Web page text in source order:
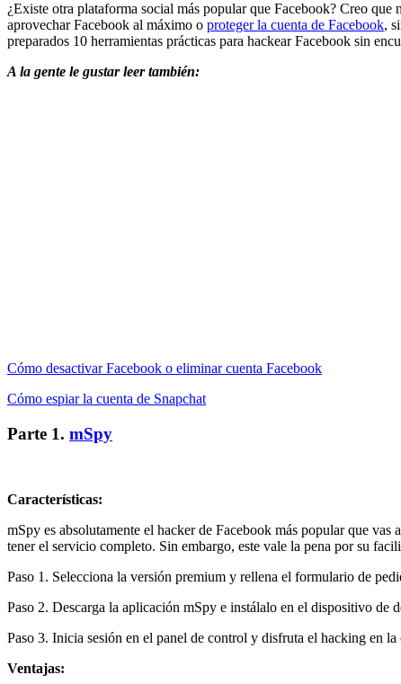
¿Existe otra plataforma social más popular que Facebook? Creo
aprovechar Facebook al máximo o proteger la cuenta de Facebook,
preparados 10 herramientas prácticas para hackear Facebook sin
A la gente le gustar leer también:
Cómo desactivar Facebook o eliminar cuenta Facebook
Cómo espiar la cuenta de Snapchat
Parte 1. mSpy
Características:
mSpy es absolutamente el hacker de Facebook más popular que
tener el servicio completo. Sin embargo, este vale la pena por su
Paso 1. Selecciona la versión premium y rellena el formulario de
Paso 2. Descarga la aplicación mSpy e instálalo en el dispositivo
Paso 3. Inicia sesión en el panel de control y disfruta el hacking en
Ventajas: